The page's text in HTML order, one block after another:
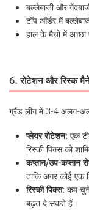
बल्लेबाजी और
टॉप ऑर्डर में
हाल के मैचों में अच्छा
6. रोटेशन और रिस्क
ग्रैंड लीग में 3-4 अलग-
प्लेयर रोटेशन: एक
रिस्की पिक्स को
कप्तान/उप-कप्तान
ताकि अगर कोई एक
रिस्की पिक्स: कम चुने
बढ़त दे सकते हैं।